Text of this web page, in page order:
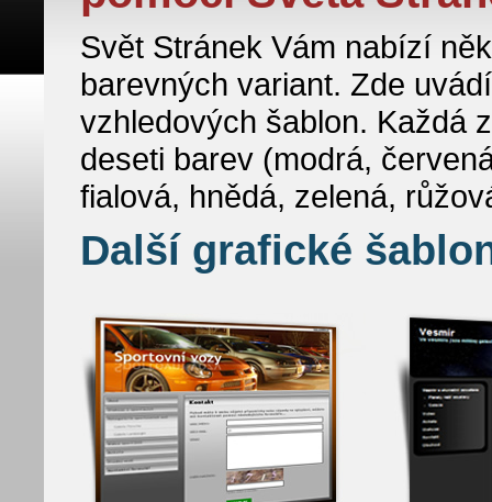
Svět Stránek Vám nabízí
barevných variant. Zde
vzhledových šablon. Každá
deseti barev (modrá,
fialová, hnědá, zelená,
Další grafické